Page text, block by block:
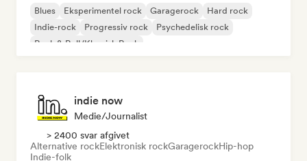
Blues Eksperimentel rock Garagerock
Hard rock
Indie-rock
Progressiv rock
Psychedelisk rock
Rock & Roll/Klassisk Rock
indie now
Medie/journalist
> 2400 svar afgivet
Alternative rockElektronisk rockGaragerockHip-hop
Indie-folk